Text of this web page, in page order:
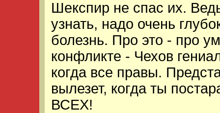
Шекспир не спас их.
узнать, надо очень
болезнь. Про это - про
конфликте - Чехов
когда все правы.
вылезет, когда ты
ВСЕХ!